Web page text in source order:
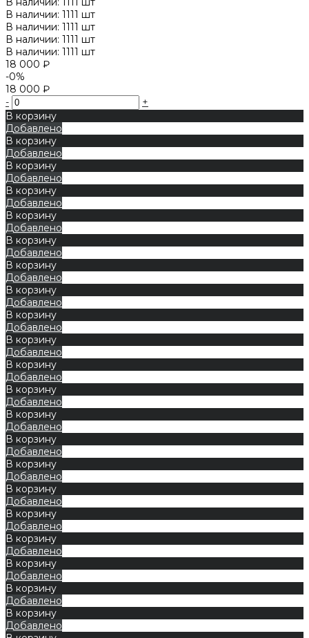
В наличии: 1111 шт
В наличии: 1111 шт
В наличии: 1111 шт
В наличии: 1111 шт
18 000 ₽
-0%
18 000 ₽
-
+
В корзину
Добавлено
В корзину
Добавлено
В корзину
Добавлено
В корзину
Добавлено
В корзину
Добавлено
В корзину
Добавлено
В корзину
Добавлено
В корзину
Добавлено
В корзину
Добавлено
В корзину
Добавлено
В корзину
Добавлено
В корзину
Добавлено
В корзину
Добавлено
В корзину
Добавлено
В корзину
Добавлено
В корзину
Добавлено
В корзину
Добавлено
В корзину
Добавлено
В корзину
Добавлено
В корзину
Добавлено
В корзину
Добавлено